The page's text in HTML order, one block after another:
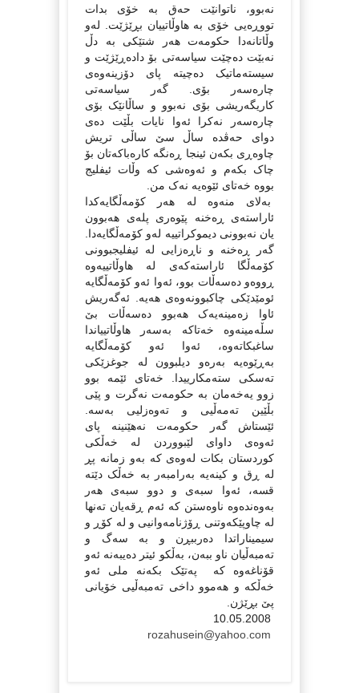
نه‌بوو، ناتوانێت حه‌ق به‌ خۆی بدات
تووڕه‌یی خۆی به‌ هاوڵاتییان بڕێژێت. له‌و
وڵاتانه‌دا حکومه‌ت هه‌ر شتێکی به‌ دڵ
نه‌بێت ده‌چێت سیاسه‌تی بۆ داده‌ڕێژێت و
سیسته‌ماتیک ده‌چیته‌ پای دۆزینه‌وه‌ی
چاره‌سه‌ر بۆی. گه‌ر سیاسه‌تی
کاریگه‌ریشی بۆی نه‌بوو و ساڵانێک بۆی
چاره‌سه‌ر نه‌کرا ئه‌وا نایات بڵێت ده‌ی
دوای حه‌ڤده‌ ساڵ سێ ساڵی تریش
چاوه‌ڕی بکه‌ن ئینجا ڕه‌نگه‌ کاره‌باکه‌تان بۆ
چاک بکه‌م و ئه‌وه‌شی که‌ وڵات ئیفلیج
بووه‌ خه‌تای ئێوه‌یه‌ نه‌ک من.
به‌لای منه‌وه‌ له‌ هه‌ر کۆمه‌ڵگایه‌کدا
ئاراسته‌ی ڕه‌خنه‌ پێوه‌ری پله‌ی هه‌بوون
یان نه‌بوونی دیموکراتییه‌ له‌و کۆمه‌ڵگایه‌دا.
گه‌ر ڕه‌خنه‌ و ناڕه‌زایی له‌ ئیفلیجبوونی
کۆمه‌ڵگا ئاراسته‌که‌ی له‌ هاوڵاتییه‌وه‌
ڕووه‌و ده‌سه‌ڵات بوو، ئه‌وا ئه‌و کۆمه‌ڵگایه‌
ئومێدێکی چاکبوونه‌وه‌ی هه‌یه‌. ئه‌گه‌ریش
ئاوا زه‌مینه‌یه‌ک هه‌بوو ده‌سه‌ڵات بێ
سڵه‌مینه‌وه‌ خه‌تاکه‌ به‌سه‌ر هاوڵاتییاندا
ساغبکاته‌وه‌، ئه‌وا ئه‌و کۆمه‌ڵگایه‌
به‌ڕێوه‌یه‌ به‌ره‌و دیلبوون له‌ جوغزێکی
ته‌سکی سته‌مکارییدا. خه‌تای ئێمه‌ بوو
زوو یه‌خه‌مان به‌ حکومه‌ت نه‌گرت و پێی
بڵێین ته‌مه‌ڵیی و ته‌وه‌زلیی به‌سه‌.
ئێستاش گه‌ر حکومه‌ت نه‌هێنینه‌ پای
ئه‌وه‌ی داوای لێبووردن له‌ خه‌ڵکی
کوردستان بکات له‌وه‌ی که‌ به‌و زمانه‌ پڕ
له‌ ڕق و کینه‌یه‌ به‌رامبه‌ر به‌ خه‌ڵک دێته‌
قسه‌، ئه‌وا سبه‌ی و دوو سبه‌ی هه‌ر
به‌وه‌نده‌وه‌ ناوه‌ستن که‌ ئه‌م ڕقه‌یان ته‌نها
له‌ چاوپێکه‌وتنی ڕۆژنامه‌وانیی و له‌ کۆڕ و
سیمیناراتدا ده‌رببڕن و به‌ سه‌گ و
ته‌مبه‌ڵیان ناو ببه‌ن، به‌ڵکو ئیتر ده‌یبه‌نه‌ ئه‌و
قۆناغه‌وه‌ که‌ په‌تێک بکه‌نه‌ ملی ئه‌و
خه‌ڵکه‌ و هه‌موو داخی ته‌مبه‌ڵیی خۆیانی
پێ بڕێژن.
rozahusein@yahoo.com